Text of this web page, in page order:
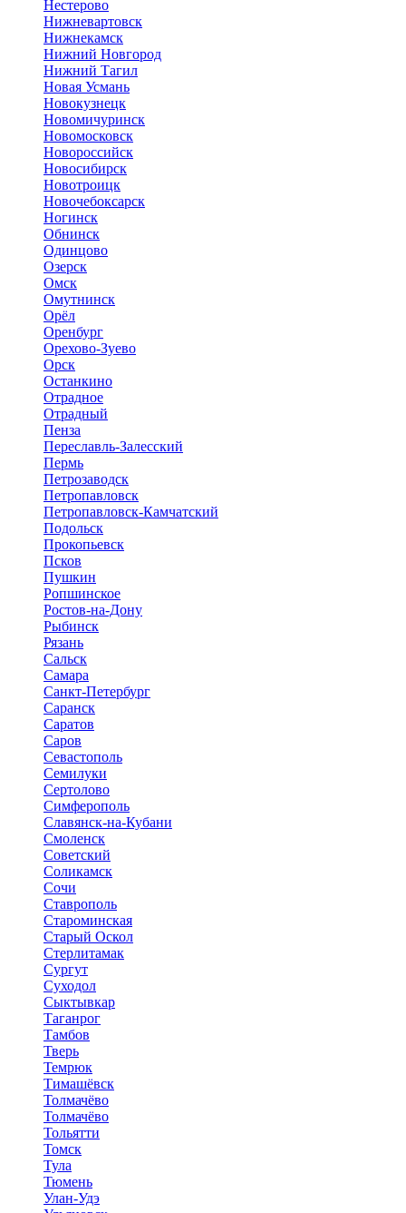
Нестерово
Нижневартовск
Нижнекамск
Нижний Новгород
Нижний Тагил
Новая Усмань
Новокузнецк
Новомичуринск
Новомосковск
Новороссийск
Новосибирск
Новотроицк
Новочебоксарск
Ногинск
Обнинск
Одинцово
Озерск
Омск
Омутнинск
Орёл
Оренбург
Орехово-Зуево
Орск
Останкино
Отрадное
Отрадный
Пенза
Переславль-Залесский
Пермь
Петрозаводск
Петропавловск
Петропавловск-Камчатский
Подольск
Прокопьевск
Псков
Пушкин
Ропшинское
Ростов-на-Дону
Рыбинск
Рязань
Сальск
Самара
Санкт-Петербург
Саранск
Саратов
Саров
Севастополь
Семилуки
Сертолово
Симферополь
Славянск-на-Кубани
Смоленск
Советский
Соликамск
Сочи
Ставрополь
Староминская
Старый Оскол
Стерлитамак
Сургут
Суходол
Сыктывкар
Таганрог
Тамбов
Тверь
Темрюк
Тимашёвск
Толмачёво
Толмачёво
Тольятти
Томск
Тула
Тюмень
Улан-Удэ